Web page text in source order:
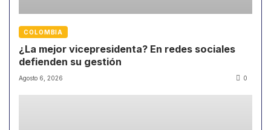
COLOMBIA
¿La mejor vicepresidenta? En redes sociales
defienden su gestión
Agosto 6, 2026 0